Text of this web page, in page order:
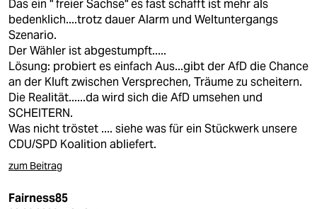
Das ein " freier Sachse" es fast schafft ist mehr als
bedenklich....trotz dauer Alarm und Weltuntergangs
Szenario.
Der Wähler ist abgestumpft.....
Lösung: probiert es einfach Aus...gibt der AfD die Chance
an der Kluft zwischen Versprechen, Träume zu scheitern.
Die Realität......da wird sich die AfD umsehen und
SCHEITERN.
Was nicht tröstet .... siehe was für ein Stückwerk unsere
CDU/SPD Koalition abliefert.
zum Beitrag
Fairness85